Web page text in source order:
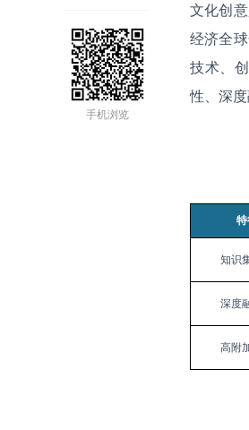
手机浏览
文化创
经济全
技术、
性、深度
知识
深度
高附